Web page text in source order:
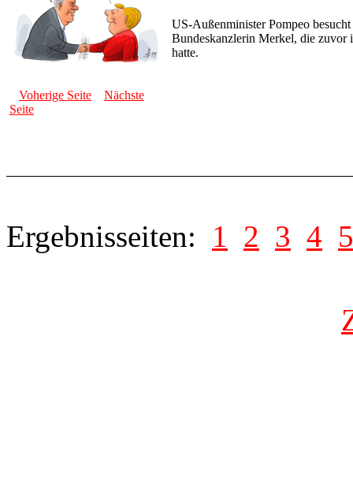
US-Außenminister Pompeo
Bundeskanzlerin Merkel, die zuvor
hatte.
Voherige Seite
Nächste
Seite
Ergebnisseiten: 1 2 3 4 5